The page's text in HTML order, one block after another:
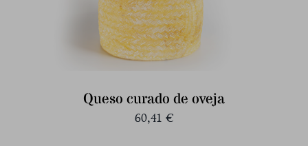
Queso curado de oveja
60,41 €